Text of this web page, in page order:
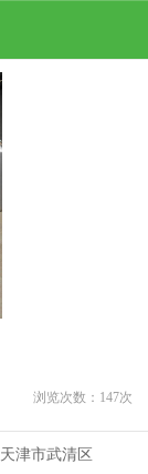
浏览次数： 147次
天津市武清区